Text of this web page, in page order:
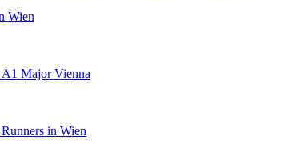
Wien
Major Vienna
in Wien